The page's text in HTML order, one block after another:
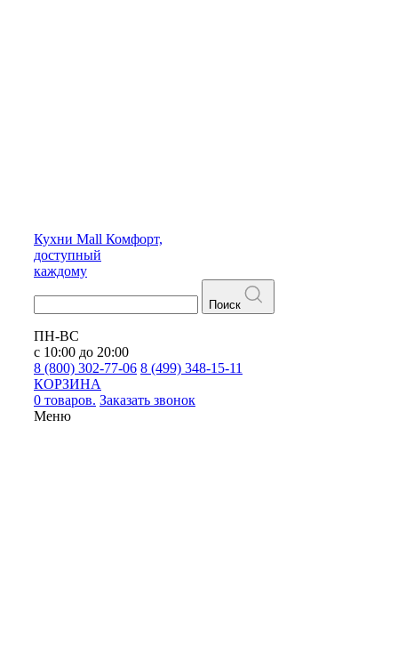
Кухни Mall Комфорт,
доступный
каждому
Поиск
ПН-ВС
с 10:00 до 20:00
8 (800) 302-77-06 8 (499) 348-15-11
КОРЗИНА
0 товаров. Заказать звонок
Меню